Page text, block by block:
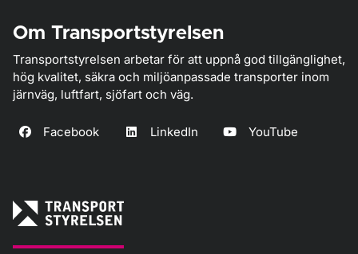
Om Transportstyrelsen
Transportstyrelsen arbetar för att uppnå god tillgänglighet,
hög kvalitet, säkra och miljöanpassade transporter inom
järnväg, luftfart, sjöfart och väg.
Facebook LinkedIn YouTube